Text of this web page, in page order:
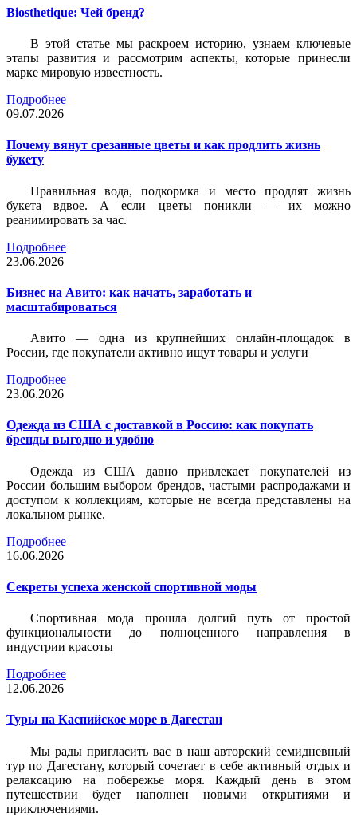
Biosthetique: Чей бренд?
В этой статье мы раскроем историю, узнаем ключевые
этапы развития и рассмотрим аспекты, которые принесли
марке мировую известность.
Подробнее
09.07.2026
Почему вянут срезанные цветы и как продлить жизнь
букету
Правильная вода, подкормка и место продлят жизнь
букета вдвое. А если цветы поникли — их можно
реанимировать за час.
Подробнее
23.06.2026
Бизнес на Авито: как начать, заработать и
масштабироваться
Авито — одна из крупнейших онлайн-площадок в
России, где покупатели активно ищут товары и услуги
Подробнее
23.06.2026
Одежда из США с доставкой в Россию: как покупать
бренды выгодно и удобно
Одежда из США давно привлекает покупателей из
России большим выбором брендов, частыми распродажами и
доступом к коллекциям, которые не всегда представлены на
локальном рынке.
Подробнее
16.06.2026
Секреты успеха женской спортивной моды
Спортивная мода прошла долгий путь от простой
функциональности до полноценного направления в
индустрии красоты
Подробнее
12.06.2026
Туры на Каспийское море в Дагестан
Мы рады пригласить вас в наш авторский семидневный
тур по Дагестану, который сочетает в себе активный отдых и
релаксацию на побережье моря. Каждый день в этом
путешествии будет наполнен новыми открытиями и
приключениями.